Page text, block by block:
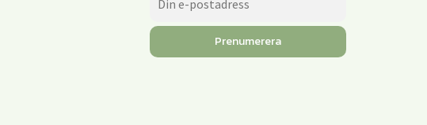
Prenumerera